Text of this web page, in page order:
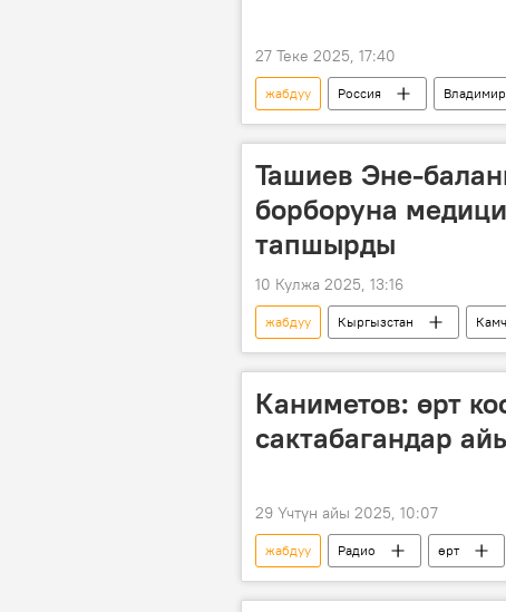
27 Теке 2025, 17:40
жабдуу Россия
Ташиев Эне-
борборуна
тапшырды
10 Кулжа 2025, 13:16
жабдуу Кыргызстан
Эне жана баланы коргоо улуттук
Каниметов: өрт
сактабагандар
29 Үчтүн айы 2025, 10:07
жабдуу Радио өрт
Өзгөчө кырдаалдар министрлиги